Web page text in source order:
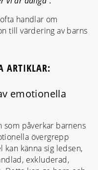
handlar om
till värdering av barns
ARTIKLAR:
emotionella
som påverkar barnens
övergrepp
känna sig ledsen,
exkluderad,